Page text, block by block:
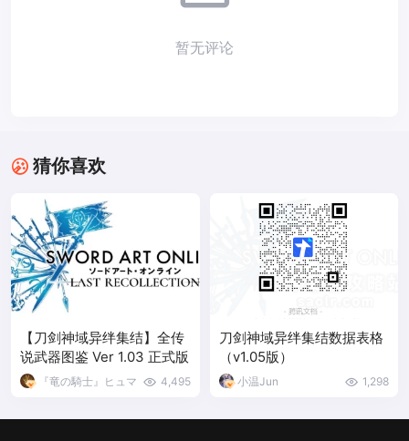
暂无评论
猜你喜欢
【刀剑神域异绊集结】全传
说武器图鉴 Ver 1.03 正式版
『竜の騎士』ヒュマ 4,495
刀剑神域异绊集结数据表格
（v1.05版）
小温Jun 1,298